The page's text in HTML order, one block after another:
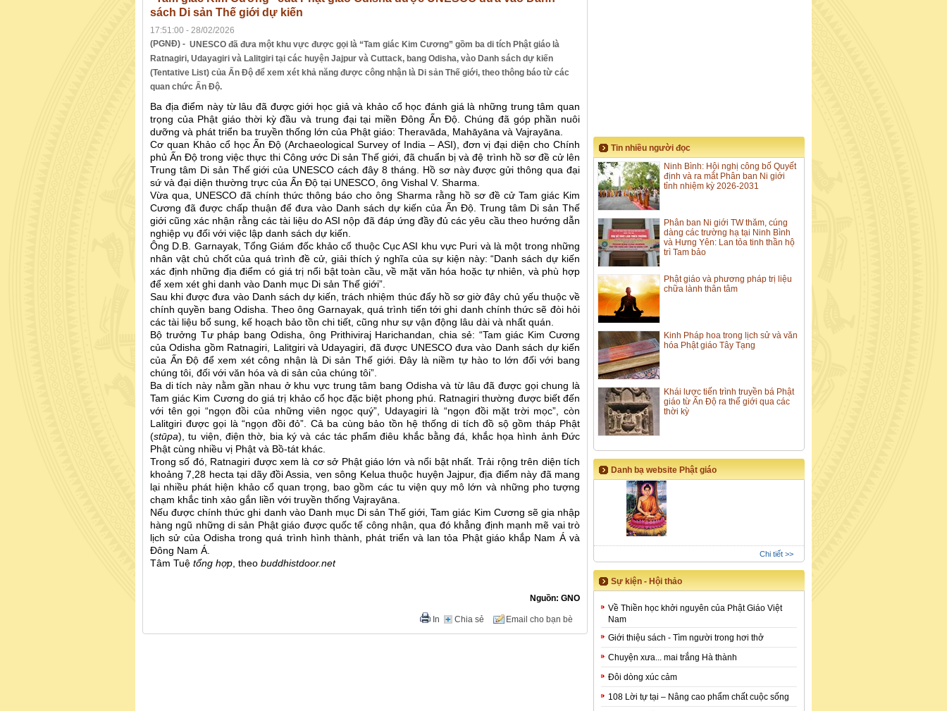
sách Di sản Thế giới dự kiến
17:51:00 - 28/02/2026
(PGNĐ) - UNESCO đã đưa một khu vực được gọi là “Tam giác Kim Cương” gồm ba di tích Phật giáo là
Ratnagiri, Udayagiri và Lalitgiri tại các huyện Jajpur và Cuttack, bang Odisha, vào Danh sách dự kiến
(Tentative List) của Ấn Độ để xem xét khả năng được công nhận là Di sản Thế giới, theo thông báo từ các
quan chức Ấn Độ.
Ba địa điểm này từ lâu đã được giới học giả và khảo cổ học đánh giá là những trung tâm quan
trọng của Phật giáo thời kỳ đầu và trung đại tại miền Đông Ấn Độ. Chúng đã góp phần nuôi
dưỡng và phát triển ba truyền thống lớn của Phật giáo: Theravāda, Mahāyāna và Vajrayāna.
Cơ quan Khảo cổ học Ấn Độ (Archaeological Survey of India – ASI), đơn vị đại diện cho Chính
phủ Ấn Độ trong việc thực thi Công ước Di sản Thế giới, đã chuẩn bị và đệ trình hồ sơ đề cử lên
Trung tâm Di sản Thế giới của UNESCO cách đây 8 tháng. Hồ sơ này được gửi thông qua đại
sứ và đại diện thường trực của Ấn Độ tại UNESCO, ông Vishal V. Sharma.
Vừa qua, UNESCO đã chính thức thông báo cho ông Sharma rằng hồ sơ đề cử Tam giác Kim
Cương đã được chấp thuận để đưa vào Danh sách dự kiến của Ấn Độ. Trung tâm Di sản Thế
giới cũng xác nhận rằng các tài liệu do ASI nộp đã đáp ứng đầy đủ các yêu cầu theo hướng dẫn
nghiệp vụ đối với việc lập danh sách dự kiến.
Ông D.B. Garnayak, Tổng Giám đốc khảo cổ thuộc Cục ASI khu vực Puri và là một trong những
nhân vật chủ chốt của quá trình đề cử, giải thích ý nghĩa của sự kiện này: “Danh sách dự kiến
xác định những địa điểm có giá trị nổi bật toàn cầu, về mặt văn hóa hoặc tự nhiên, và phù hợp
để xem xét ghi danh vào Danh mục Di sản Thế giới”.
Sau khi được đưa vào Danh sách dự kiến, trách nhiệm thúc đẩy hồ sơ giờ đây chủ yếu thuộc về
chính quyền bang Odisha. Theo ông Garnayak, quá trình tiến tới ghi danh chính thức sẽ đòi hỏi
các tài liệu bổ sung, kế hoạch bảo tồn chi tiết, cũng như sự vận động lâu dài và nhất quán.
Bộ trưởng Tư pháp bang Odisha, ông Prithiviraj Harichandan, chia sẻ: “Tam giác Kim Cương
của Odisha gồm Ratnagiri, Lalitgiri và Udayagiri, đã được UNESCO đưa vào Danh sách dự kiến
của Ấn Độ để xem xét công nhận là Di sản Thế giới. Đây là niềm tự hào to lớn đối với bang
chúng tôi, đối với văn hóa và di sản của chúng tôi”.
Ba di tích này nằm gần nhau ở khu vực trung tâm bang Odisha và từ lâu đã được gọi chung là
Tam giác Kim Cương do giá trị khảo cổ học đặc biệt phong phú. Ratnagiri thường được biết đến
với tên gọi “ngọn đồi của những viên ngọc quý”, Udayagiri là “ngọn đồi mặt trời mọc”, còn
Lalitgiri được gọi là “ngọn đồi đỏ”. Cả ba cùng bảo tồn hệ thống di tích đồ sộ gồm tháp Phật
(stūpa), tu viện, điện thờ, bia ký và các tác phẩm điêu khắc bằng đá, khắc họa hình ảnh Đức
Phật cùng nhiều vị Phật và Bồ-tát khác.
Trong số đó, Ratnagiri được xem là cơ sở Phật giáo lớn và nổi bật nhất. Trải rộng trên diện tích
khoảng 7,28 hecta tại dãy đồi Assia, ven sông Kelua thuộc huyện Jajpur, địa điểm này đã mang
lại nhiều phát hiện khảo cổ quan trọng, bao gồm các tu viện quy mô lớn và những pho tượng
chạm khắc tinh xảo gắn liền với truyền thống Vajrayāna.
Nếu được chính thức ghi danh vào Danh mục Di sản Thế giới, Tam giác Kim Cương sẽ gia nhập
hàng ngũ những di sản Phật giáo được quốc tế công nhận, qua đó khẳng định mạnh mẽ vai trò
lịch sử của Odisha trong quá trình hình thành, phát triển và lan tỏa Phật giáo khắp Nam Á và
Đông Nam Á.
Tâm Tuệ tổng hợp, theo buddhistdoor.net
Nguồn: GNO
Chia sẻ
In Email cho bạn bè
Tin nhiều người đọc
Ninh Bình: Hội nghị công bố Quyết
định và ra mắt Phân ban Ni giới
tỉnh nhiệm kỳ 2026-2031
Phân ban Ni giới TW thăm, cúng
dàng các trường hạ tại Ninh Bình
và Hưng Yên: Lan tỏa tinh thần hộ
trì Tam bảo
Phật giáo và phương pháp trị liệu
chữa lành thân tâm
Kinh Pháp hoa trong lịch sử và văn
hóa Phật giáo Tây Tạng
Khái lược tiến trình truyền bá Phật
giáo từ Ấn Độ ra thế giới qua các
thời kỳ
Danh bạ website Phật giáo
Chi tiết >>
Sự kiện - Hội thảo
Về Thiền học khởi nguyên của Phật Giáo Việt
Nam
Giới thiệu sách - Tìm người trong hơi thở
Chuyện xưa... mai trắng Hà thành
Đôi dòng xúc cảm
108 Lời tự tại – Nâng cao phẩm chất cuộc sống